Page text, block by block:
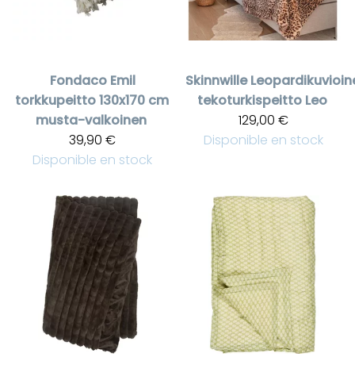
Fondaco Emil
torkkupeitto 130x170 cm
musta-valkoinen
39,90 €
Disponible en stock
Skinnwille
tekoturkispeitto Leo
129,00 €
Disponible en stock